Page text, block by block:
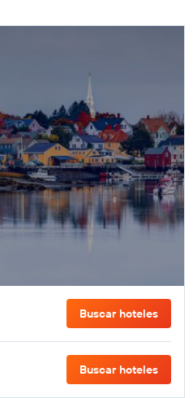
Buscar hoteles
Buscar hoteles